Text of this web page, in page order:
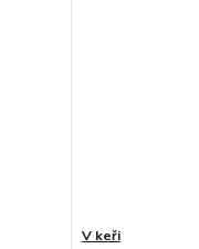
V keři